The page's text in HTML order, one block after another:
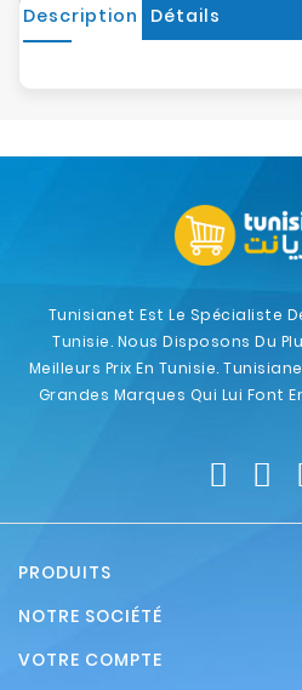
Description Détails
Tunisianet Est Le Spécialiste
Tunisie. Nous Disposons Du
Meilleurs Prix En Tunisie.
Grandes Marques Qui Lui Font
PRODUITS
NOTRE SOCIÉTÉ
VOTRE COMPTE